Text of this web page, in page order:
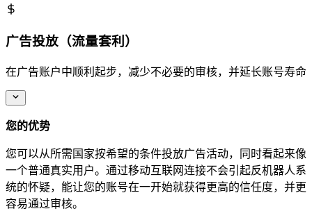
广告投放（流量套利）
在广告账户中顺利起步，减少不必要的审核，并延长账号寿命
您的优势
您可以从所需国家按希望的条件投放广告活动，同时看起来像
一个普通真实用户。通过移动互联网连接不会引起反机器人系
统的怀疑，能让您的账号在一开始就获得更高的信任度，并更
容易通过审核。